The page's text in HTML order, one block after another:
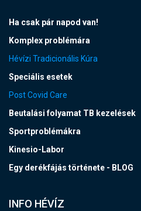
Ha csak pár napod van!
Komplex problémára
Hévízi Tradicionális Kúra
Speciális esetek
Post Covid Care
Beutalási folyamat TB kezelések
Sportproblémákra
Kinesio-Labor
Egy derékfájás története - BLOG
INFO HÉVÍZ